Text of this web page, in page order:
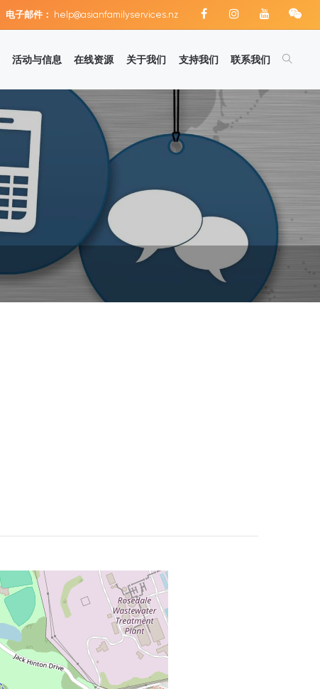
电子邮件： help@asianfamilyservices.nz
活动与信息 在线资源 关于我们 支持我们 联系我们